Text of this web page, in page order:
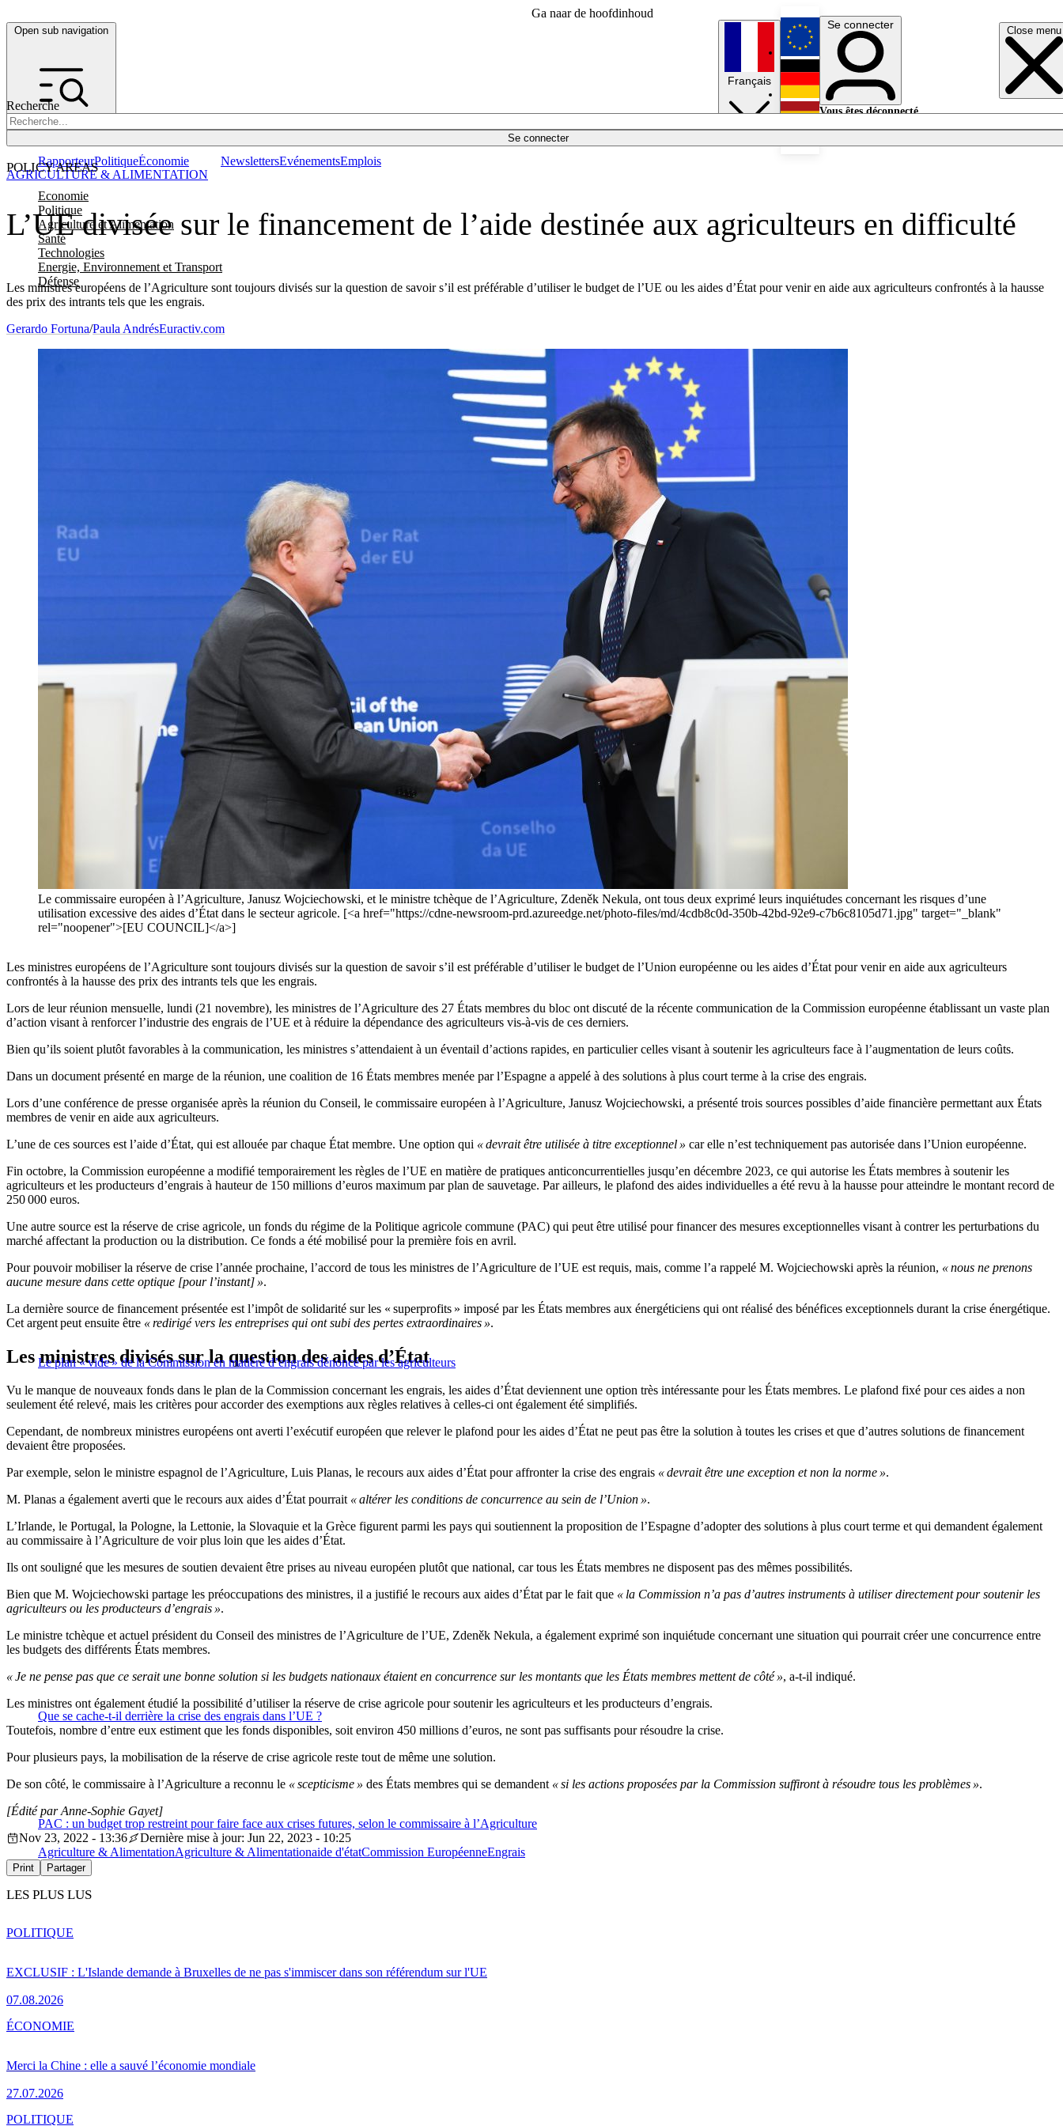
Ga naar de hoofdinhoud
Open sub navigation Close menu
Recherche
Se connecter
POLICY AREAS
Economie
Politique
Agriculture et Alimentation
Santé
Technologies
Energie, Environnement et Transport
Défense
RapporteurPolitiqueÉconomie NewslettersEvénementsEmplois
Français
English
Deutsch
Se connecter
Vous êtes déconnecté.
L’UE divisée sur le financement de l’aide destinée aux agriculteurs en difficulté
Les ministres européens de l’Agriculture sont toujours divisés sur la question de savoir s’il est préférable d’utiliser le budget de l’UE ou les aides d’État pour venir en aide aux agriculteurs confrontés à la hausse
des prix des intrants tels que les engrais.
AGRICULTURE & ALIMENTATION
Gerardo Fortuna/Paula AndrésEuractiv.com
Le commissaire européen à l’Agriculture, Janusz Wojciechowski, et le ministre tchèque de l’Agriculture, Zdeněk Nekula, ont tous deux exprimé leurs inquiétudes concernant les risques d’une
utilisation excessive des aides d’État dans le secteur agricole. [<a href="https://cdne-newsroom-prd.azureedge.net/photo-files/md/4cdb8c0d-350b-42bd-92e9-c7b6c8105d71.jpg" target="_blank"
rel="noopener">[EU COUNCIL]</a>]
Les ministres européens de l’Agriculture sont toujours divisés sur la question de savoir s’il est préférable d’utiliser le budget de l’Union européenne ou les aides d’État pour venir en aide aux agriculteurs
confrontés à la hausse des prix des intrants tels que les engrais.
Lors de leur réunion mensuelle, lundi (21 novembre), les ministres de l’Agriculture des 27 États membres du bloc ont discuté de la récente communication de la Commission européenne établissant un vaste plan
d’action visant à renforcer l’industrie des engrais de l’UE et à réduire la dépendance des agriculteurs vis-à-vis de ces derniers.
Bien qu’ils soient plutôt favorables à la communication, les ministres s’attendaient à un éventail d’actions rapides, en particulier celles visant à soutenir les agriculteurs face à l’augmentation de leurs coûts.
Dans un document présenté en marge de la réunion, une coalition de 16 États membres menée par l’Espagne a appelé à des solutions à plus court terme à la crise des engrais.
Lors d’une conférence de presse organisée après la réunion du Conseil, le commissaire européen à l’Agriculture, Janusz Wojciechowski, a présenté trois sources possibles d’aide financière permettant aux États
membres de venir en aide aux agriculteurs.
L’une de ces sources est l’aide d’État, qui est allouée par chaque État membre. Une option qui « devrait être utilisée à titre exceptionnel » car elle n’est techniquement pas autorisée dans l’Union européenne.
Fin octobre, la Commission européenne a modifié temporairement les règles de l’UE en matière de pratiques anticoncurrentielles jusqu’en décembre 2023, ce qui autorise les États membres à soutenir les
agriculteurs et les producteurs d’engrais à hauteur de 150 millions d’euros maximum par plan de sauvetage. Par ailleurs, le plafond des aides individuelles a été revu à la hausse pour atteindre le montant record de
250 000 euros.
Une autre source est la réserve de crise agricole, un fonds du régime de la Politique agricole commune (PAC) qui peut être utilisé pour financer des mesures exceptionnelles visant à contrer les perturbations du
marché affectant la production ou la distribution. Ce fonds a été mobilisé pour la première fois en avril.
Pour pouvoir mobiliser la réserve de crise l’année prochaine, l’accord de tous les ministres de l’Agriculture de l’UE est requis, mais, comme l’a rappelé M. Wojciechowski après la réunion, « nous ne prenons
aucune mesure dans cette optique [pour l’instant] ».
La dernière source de financement présentée est l’impôt de solidarité sur les « superprofits » imposé par les États membres aux énergéticiens qui ont réalisé des bénéfices exceptionnels durant la crise énergétique.
Cet argent peut ensuite être « redirigé vers les entreprises qui ont subi des pertes extraordinaires ».
Le plan « vide » de la Commission en matière d’engrais dénoncé par les agriculteurs
Les ministres divisés sur la question des aides d’État
Vu le manque de nouveaux fonds dans le plan de la Commission concernant les engrais, les aides d’État deviennent une option très intéressante pour les États membres. Le plafond fixé pour ces aides a non
seulement été relevé, mais les critères pour accorder des exemptions aux règles relatives à celles-ci ont également été simplifiés.
Cependant, de nombreux ministres européens ont averti l’exécutif européen que relever le plafond pour les aides d’État ne peut pas être la solution à toutes les crises et que d’autres solutions de financement
devaient être proposées.
Par exemple, selon le ministre espagnol de l’Agriculture, Luis Planas, le recours aux aides d’État pour affronter la crise des engrais « devrait être une exception et non la norme ».
M. Planas a également averti que le recours aux aides d’État pourrait « altérer les conditions de concurrence au sein de l’Union ».
L’Irlande, le Portugal, la Pologne, la Lettonie, la Slovaquie et la Grèce figurent parmi les pays qui soutiennent la proposition de l’Espagne d’adopter des solutions à plus court terme et qui demandent également
au commissaire à l’Agriculture de voir plus loin que les aides d’État.
Ils ont souligné que les mesures de soutien devaient être prises au niveau européen plutôt que national, car tous les États membres ne disposent pas des mêmes possibilités.
Bien que M. Wojciechowski partage les préoccupations des ministres, il a justifié le recours aux aides d’État par le fait que « la Commission n’a pas d’autres instruments à utiliser directement pour soutenir les
agriculteurs ou les producteurs d’engrais ».
Le ministre tchèque et actuel président du Conseil des ministres de l’Agriculture de l’UE, Zdeněk Nekula, a également exprimé son inquiétude concernant une situation qui pourrait créer une concurrence entre
les budgets des différents États membres.
« Je ne pense pas que ce serait une bonne solution si les budgets nationaux étaient en concurrence sur les montants que les États membres mettent de côté », a-t-il indiqué.
Que se cache-t-il derrière la crise des engrais dans l’UE ?
Les ministres ont également étudié la possibilité d’utiliser la réserve de crise agricole pour soutenir les agriculteurs et les producteurs d’engrais.
Toutefois, nombre d’entre eux estiment que les fonds disponibles, soit environ 450 millions d’euros, ne sont pas suffisants pour résoudre la crise.
Pour plusieurs pays, la mobilisation de la réserve de crise agricole reste tout de même une solution.
De son côté, le commissaire à l’Agriculture a reconnu le « scepticisme » des États membres qui se demandent « si les actions proposées par la Commission suffiront à résoudre tous les problèmes ».
PAC : un budget trop restreint pour faire face aux crises futures, selon le commissaire à l’Agriculture
[Édité par Anne-Sophie Gayet]
Nov 23, 2022 - 13:36
Dernière mise à jour: Jun 22, 2023 - 10:25
Agriculture & AlimentationAgriculture & Alimentationaide d'étatCommission EuropéenneEngrais
Print Partager
LES PLUS LUS
EXCLUSIF : L'Islande demande à Bruxelles de ne pas s'immiscer dans son référendum sur l'UE
07.08.2026
POLITIQUE
Merci la Chine : elle a sauvé l’économie mondiale
27.07.2026
ÉCONOMIE
POLITIQUE